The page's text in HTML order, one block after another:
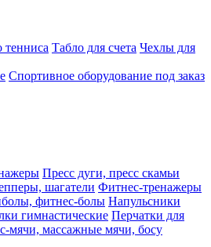
тенниса Табло для счета Чехлы для
Спортивное оборудование под заказ
Пресс дуги, пресс скамьи
шагатели Фитнес-тренажеры
фитнес-болы Напульсники
гимнастические Перчатки для
мячи, массажные мячи, босу